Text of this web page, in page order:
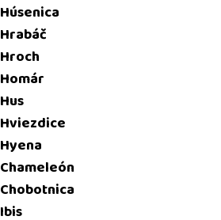
Húsenica
Hrabáč
Hroch
Homár
Hus
Hviezdice
Hyena
Chameleón
Chobotnica
Ibis